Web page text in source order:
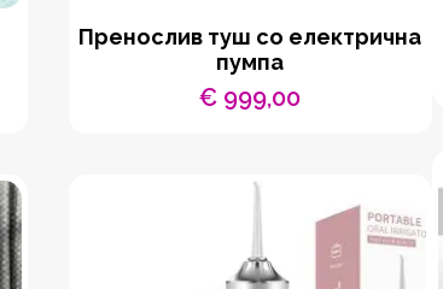
Пренослив туш со електрична
пумпа
€ 999,00